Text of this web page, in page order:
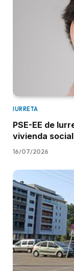
IURRETA
PSE-EE de
vivienda social
16/07/2026